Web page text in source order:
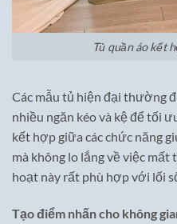
Tủ quần áo kết
Các mẫu tủ hiện đại thường
nhiều ngăn kéo và kệ để tối
kết hợp giữa các chức năng
mà không lo lắng về việc
hoạt này rất phù hợp với lối
Tạo điểm nhấn cho không